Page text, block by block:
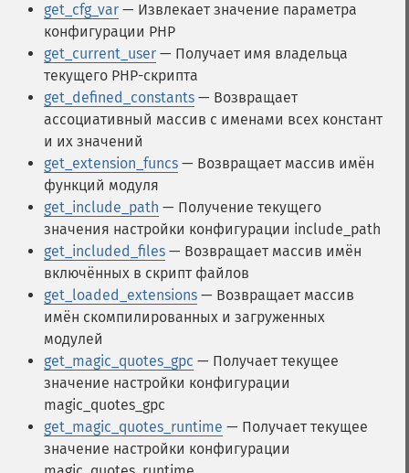
get_cfg_var — Извлекает значение параметра
конфигурации PHP
get_current_user — Получает имя владельца
текущего PHP-скрипта
get_defined_constants — Возвращает
ассоциативный массив с именами всех констант
и их значений
get_extension_funcs — Возвращает массив имён
функций модуля
get_include_path — Получение текущего
значения настройки конфигурации include_path
get_included_files — Возвращает массив имён
включённых в скрипт файлов
get_loaded_extensions — Возвращает массив
имён скомпилированных и загруженных
модулей
get_magic_quotes_gpc — Получает текущее
значение настройки конфигурации
magic_quotes_gpc
get_magic_quotes_runtime — Получает текущее
значение настройки конфигурации